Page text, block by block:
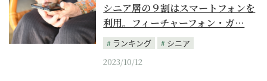
シニア層の９割はスマートフォンを
利用。フィーチャーフォン・ガ…
ランキング
シニア
2023/10/12